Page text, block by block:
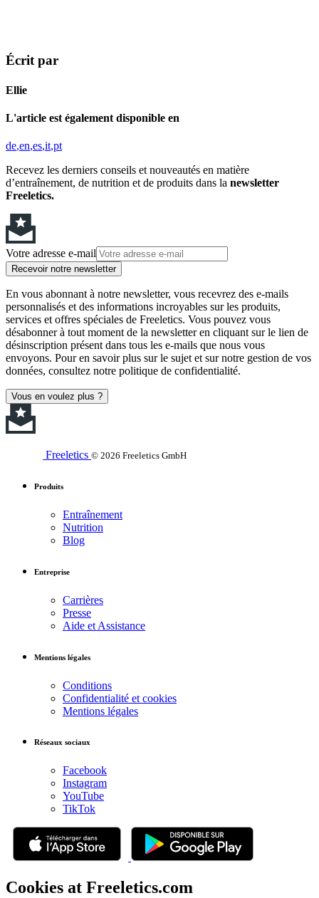
Écrit par
Ellie
L'article est également disponible en
de en es it pt
Recevez les derniers conseils et nouveautés en matière
d’entraînement, de nutrition et de produits dans la newsletter
Freeletics.
Votre adresse e-mail
Recevoir notre newsletter
En vous abonnant à notre newsletter, vous recevrez des e-mails
personnalisés et des informations incroyables sur les produits,
services et offres spéciales de Freeletics. Vous pouvez vous
désabonner à tout moment de la newsletter en cliquant sur le lien de
désinscription présent dans tous les e-mails que nous vous
envoyons. Pour en savoir plus sur le sujet et sur notre gestion de vos
données, consultez notre politique de confidentialité.
Vous en voulez plus ?
Freeletics © 2026 Freeletics GmbH
Produits
Entraînement
Nutrition
Blog
Entreprise
Carrières
Presse
Aide et Assistance
Mentions légales
Conditions
Confidentialité et cookies
Mentions légales
Réseaux sociaux
Facebook
Instagram
YouTube
TikTok
Cookies at Freeletics.com